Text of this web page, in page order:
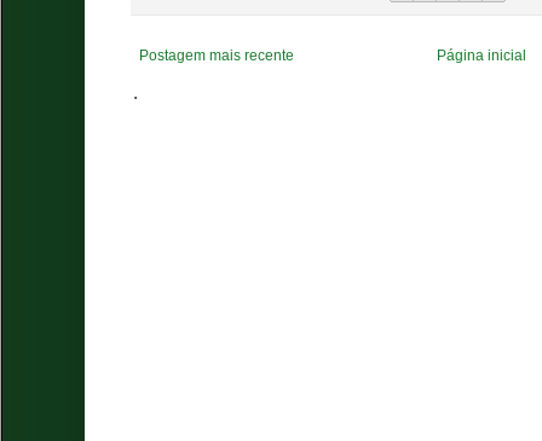
Postagem mais recente Página inicial
.